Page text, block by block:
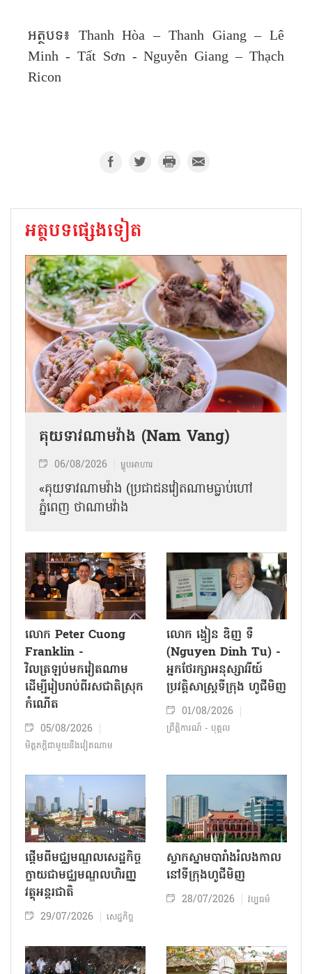
អត្ថបទ៖ Thanh Hòa – Thanh Giang – Lê
Minh - Tất Sơn - Nguyễn Giang – Thạch
Ricon
អត្ថបទផ្សេងទៀត
គុយទាវណាមវ៉ាង (Nam Vang)
06/08/2026 ម្ហូបអាហារ
«គុយទាវណាមវ៉ាង (ប្រជាជនវៀតណាមធ្លាប់ហៅ
ភ្នំពេញ ថាណាម​វ៉ាង
លោក Peter Cuong
Franklin -
វិលត្រឡប់មកវៀតណាម
ដើម្បីរៀបរាប់ពីរសជាតិស្រុក
កំណើត
05/08/2026
មិត្តភក្តិជាមួយនឹងវៀតណាម
លោក ង្វៀន ឌិញ ទឺ
(Nguyen Dinh Tu) -
អ្នកថែរក្សាអនុស្សាវរីយ៍
ប្រវត្តិសាស្ត្រទីក្រុង ហូជីមិញ
01/08/2026
ព្រឹត្តិការណ៍ - បុគ្គល
ផ្តើមពីមជ្ឈមណ្ឌលសេដ្ឋកិច្ច
ក្លាយជាមជ្ឈមណ្ឌលហិរញ្ញ
វត្ថុអន្តរជាតិ
29/07/2026 សេដ្ឋកិច្ច
ស្លាកស្នាមបារាំងរំលងកាល
នៅទីក្រុង​ហូជីមិញ​
28/07/2026 វប្បធម៌